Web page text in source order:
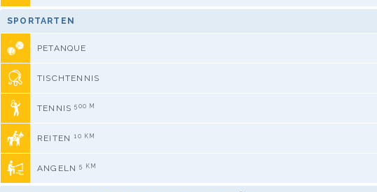
SPORTARTEN
PETANQUE
TISCHTENNIS
TENNIS500 M
REITEN 10 KM
ANGELN5 KM